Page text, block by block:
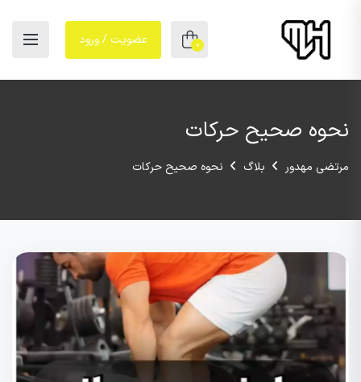
0 عضویت / ورود
نحوه صحیح حرکات
مرتضی مهدور بلاگ نحوه صحیح حرکات